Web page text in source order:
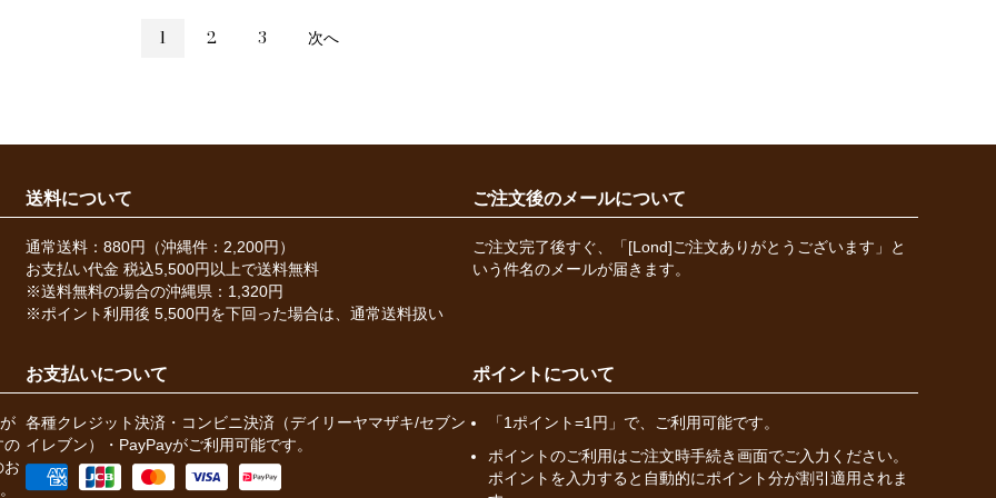
1 2 3 次へ
送料について
通常送料：880円（沖縄件：2,200円）
お支払い代金 税込5,500円以上で送料無料
※送料無料の場合の沖縄県：1,320円
※ポイント利用後 5,500円を下回った場合は、通常送料扱い
ご注文後のメールについて
ご注文完了後すぐ、「[Lond]ご注文ありがとうございます」と
いう件名のメールが届きます。
の
お
お支払いについて
各種クレジット決済・コンビニ決済（デイリーヤマザキ/セブン
イレブン）・PayPayがご利用可能です。
ポイントについて
「1ポイント=1円」で、ご利用可能です。
ポイントのご利用はご注文時手続き画面でご入力ください。
ポイントを入力すると自動的にポイント分が割引適用されま